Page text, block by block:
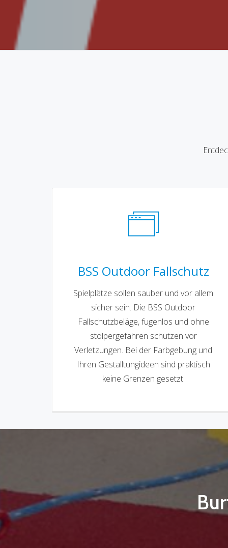
BSS Outdoor Fallschutz
Spielplätze sollen sauber und vor allem
sicher sein. Die BSS Outdoor
Fallschutzbeläge, fugenlos und ohne
stolpergefahren schützen vor
Verletzungen. Bei der Farbgebung und
Ihren Gestalltungideen sind praktisch
keine Grenzen gesetzt.